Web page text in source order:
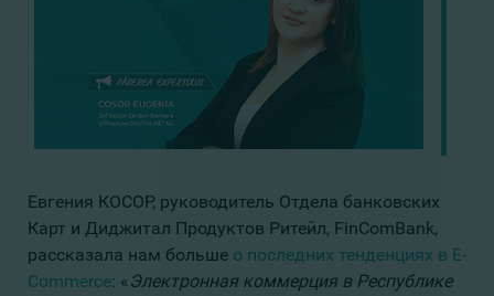
Евгения КОСОР, руководитель Отдела банковских
Карт и Диджитал Продуктов Ритейл, FinComBank,
рассказала нам больше о последних тенденциях в E-
Commerce: « Электронная коммерция в Республике